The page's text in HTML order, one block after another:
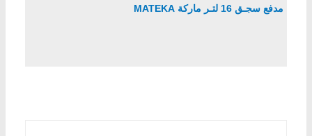
مدفع سجـق 16 لتـر ماركة MATEKA